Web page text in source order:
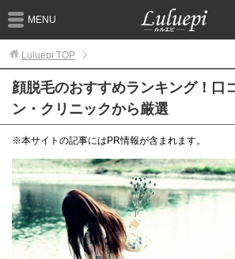
MENU
Luluepi TOP
顔脱毛のおすすめランキング！口
ン・クリニックから厳選
※本サイトの記事にはPR情報が含まれます。